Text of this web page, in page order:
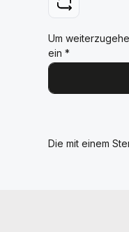
Um
ein*
Die mit einem